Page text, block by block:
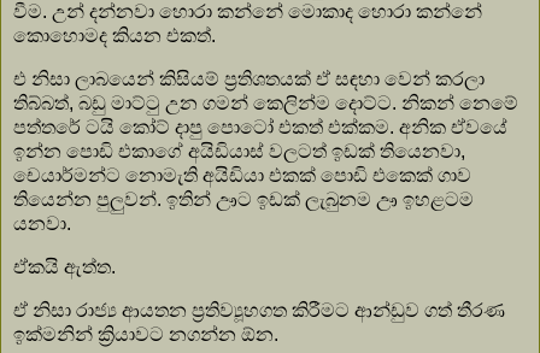
වීම. උන් දන්නවා හොරා කන්නේ මොකාද හොරා කන්නේ
කොහොමද කියන එකත්.
එ නිසා ලාබයෙන් කිසියම් ප්‍රතිශතයක් ඒ සඳහා වෙන් කරලා
තිබ්බත්, බඩු මාට්ටු උන ගමන් කෙලින්ම දොට්ට. නිකන් නෙමේ
පත්තරේ ටයි කෝට් දාපු පොටෝ එකත් එක්කම. අනික ඒවයේ
ඉන්න පොඩි එකාගේ අයිඩියාස් වලටත් ඉඩක් තියෙනවා,
චෙයාර්මන්‍ට නොමැති අයිඩියා එකක් පොඩි එකෙක් ගාව
තියෙන්න පුලුවන්. ඉතින් ඌට ඉඩක් ලැබුනම ඌ ඉහළටම
යනවා.
ඒකයි ඇත්ත.
ඒ නිසා රාජ්‍ය ආයතන ප්‍රතිව්‍යූහගත කිරීමට ආන්ඩුව ගත් තීරණ
ඉක්මනින් ක්‍රියාවට නගන්න ඕන.